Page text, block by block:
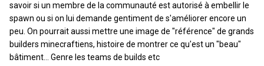
savoir si un membre de la communauté est autorisé à embellir le
spawn ou si on lui demande gentiment de s'améliorer encore un
peu. On pourrait aussi mettre une image de "référence" de grands
builders minecraftiens, histoire de montrer ce qu'est un "beau"
bâtiment... Genre les teams de builds etc